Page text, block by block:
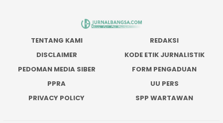
TENTANG KAMI
REDAKSI
DISCLAIMER
KODE ETIK JURNALISTIK
PEDOMAN MEDIA SIBER
FORM PENGADUAN
PPRA
UU PERS
PRIVACY POLICY
SPP WARTAWAN